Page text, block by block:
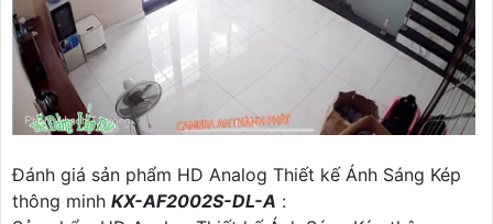
Đánh giá sản phẩm HD Analog Thiết kế Ánh Sáng Kép
thông minh KX-AF2002S-DL-A :